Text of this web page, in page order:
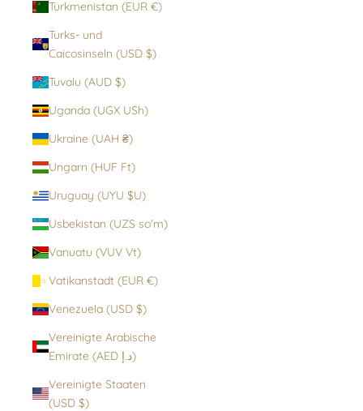
Turkmenistan (EUR €)
Turks- und
Caicosinseln (USD $)
Tuvalu (AUD $)
Uganda (UGX USh)
Ukraine (UAH ₴)
Ungarn (HUF Ft)
Uruguay (UYU $U)
Usbekistan (UZS so'm)
Vanuatu (VUV Vt)
Vatikanstadt (EUR €)
Venezuela (USD $)
Vereinigte Arabische
Emirate (AED د.إ)
Vereinigte Staaten
(USD $)